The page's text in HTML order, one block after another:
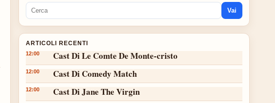
Vai
ARTICOLI RECENTI
12:00 Cast Di Le Comte De Monte-cristo
12:00 Cast Di Comedy Match
12:00 Cast Di Jane The Virgin